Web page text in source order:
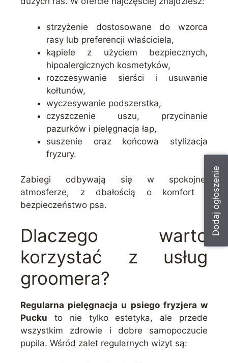
Dodaj ogłoszenie
strzyżenie dostosowane do wzorca
rasy lub preferencji właściciela,
kąpiele z użyciem bezpiecznych,
hipoalergicznych kosmetyków,
rozczesywanie sierści i usuwanie
kołtunów,
wyczesywanie podszerstka,
czyszczenie uszu, przycinanie
pazurków i pielęgnacja łap,
suszenie oraz końcowa stylizacja
fryzury.
Zabiegi odbywają się w spokojnej
atmosferze, z dbałością o komfort i
bezpieczeństwo psa.
Dlaczego warto
korzystać z usług
groomera?
Regularna pielęgnacja u psiego fryzjera w
Pucku to nie tylko estetyka, ale przede
wszystkim zdrowie i dobre samopoczucie
pupila. Wśród zalet regularnych wizyt są: